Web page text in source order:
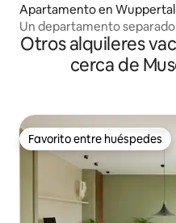
Apartamento en Wuppertal
Un departamento
estacionamiento y wifi
Otros alquileres
cerca de
Favorito entre huéspedes
Favorito entre huéspedes